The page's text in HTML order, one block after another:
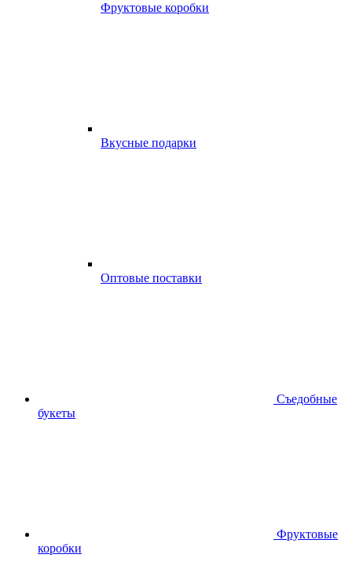
Фруктовые коробки
Вкусные подарки
Оптовые поставки
Съедобные
букеты
Фруктовые
коробки